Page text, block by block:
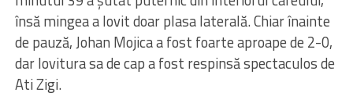
însă mingea a lovit doar plasa laterală. Chiar înainte
de pauză, Johan Mojica a fost foarte aproape de 2-0,
dar lovitura sa de cap a fost respinsă spectaculos de
Ati Zigi.